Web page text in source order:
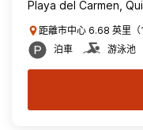
Playa del Carmen,
距離市中心 6.68 英里
泊車
游泳池